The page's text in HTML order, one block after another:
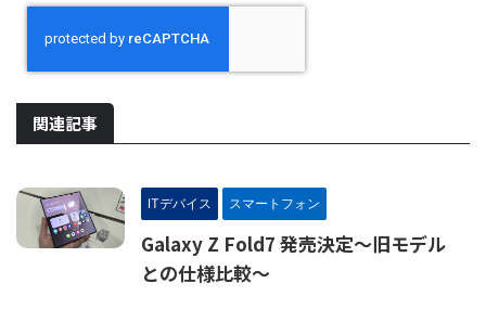
関連記事
ITデバイス スマートフォン
Galaxy Z Fold7 発売決定～旧モデル
との仕様比較～